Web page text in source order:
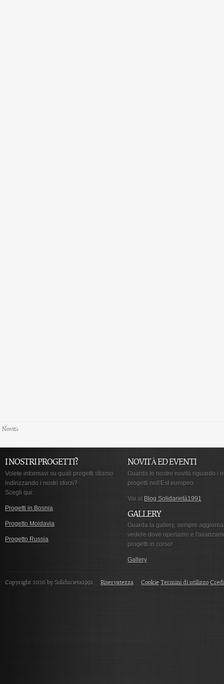
Novità
I NOSTRI PROGETTI?
Volete informavi su quali progetti stiamo
indirizzando i nostri sforzi?
Scegli qui:
Progetti in Bosnia
Progetto Moldavia
Progetto Russia
NOVITÀ ED EVENTI
Guarda le nostre novità riguardo i
progetti nell'Est europeo
Vai al Blog Solidarietà1991
GALLERY
Guarda la gallery, sempre
vedere dove operiamo e
progetti in corso!
Gallery
Copyright 2026 by Solidarieta1991 Riservatezza Cookie Termini di utilizzo